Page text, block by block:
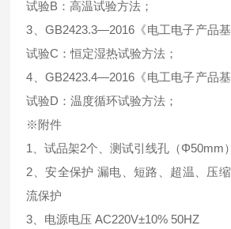
试验B：高温试验方法；
3、GB2423.3—2016《电工电子产品
试验C：恒定湿热试验方法；
4、GB2423.4—2016《电工电子产品
试验D：温度循环试验方法；
※附件
1、试品架2个、测试引线孔（Φ50mm
2、安全保护 漏电、短路、超温、压
流保护
3、电源电压 AC220V±10% 50HZ